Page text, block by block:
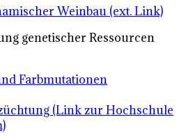
Weinbau (ext. Link)
genetischer Ressourcen
Farbmutationen
(Link zur Hochschule